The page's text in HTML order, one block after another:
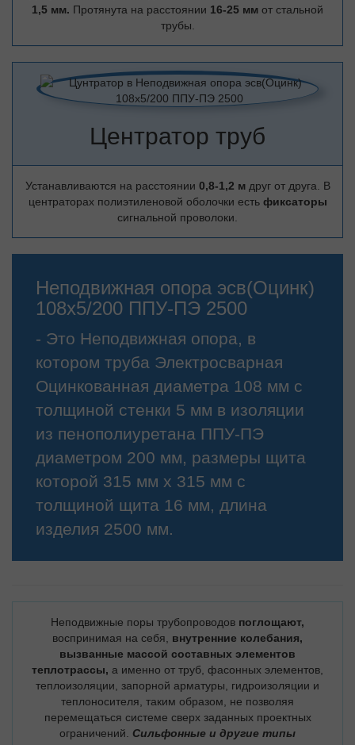
1,5 мм. Протянута на расстоянии 16-25 мм от стальной
трубы.
Центратор труб
Устанавливаются на расстоянии 0,8-1,2 м друг от друга. В
центраторах полиэтиленовой оболочки есть фиксаторы
сигнальной проволоки.
Неподвижная опора эсв(Оцинк)
108х5/200 ППУ-ПЭ 2500
- Это Неподвижная опора, в
котором труба Электросварная
Оцинкованная диаметра 108 мм с
толщиной стенки 5 мм в изоляции
из пенополиуретана ППУ-ПЭ
диаметром 200 мм, размеры щита
которой 315 мм х 315 мм с
толщиной щита 16 мм, длина
изделия 2500 мм.
Неподвижные поры трубопроводов поглощают,
воспринимая на себя, внутренние колебания,
вызванные массой составных элементов
теплотрассы, а именно от труб, фасонных элементов,
теплоизоляции, запорной арматуры, гидроизоляции и
теплоносителя, таким образом, не позволяя
перемещаться системе сверх заданных проектных
ограничений. Сильфонные и другие типы